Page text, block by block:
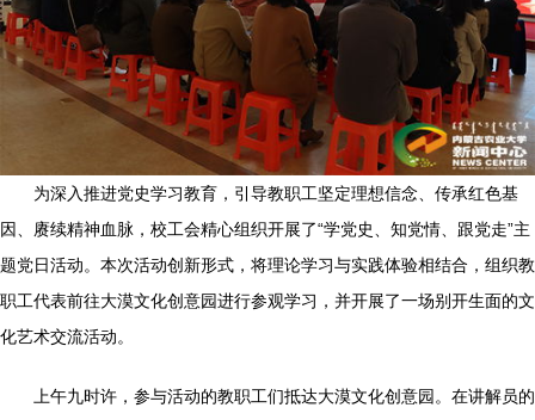
为深入推进党史学习教育，引导教职工坚定理想信念、传承红色基
因、赓续精神血脉，校工会精心组织开展了“学党史、知党情、跟党走”主
题党日活动。本次活动创新形式，将理论学习与实践体验相结合，组织教
职工代表前往大漠文化创意园进行参观学习，并开展了一场别开生面的文
化艺术交流活动。
上午九时许，参与活动的教职工们抵达大漠文化创意园。在讲解员的